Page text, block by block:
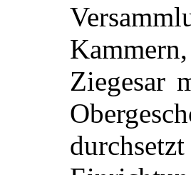
Ziegesar